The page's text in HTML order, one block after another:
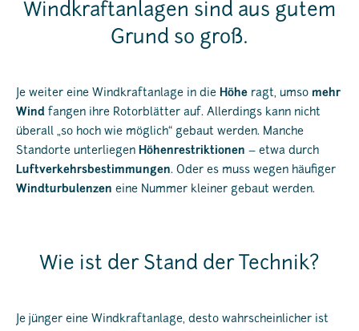
Windkraftanlagen sind aus gutem
Grund so groß.
Je weiter eine Windkraftanlage in die Höhe ragt, umso mehr
Wind fangen ihre Rotorblätter auf. Allerdings kann nicht
überall „so hoch wie möglich“ gebaut werden. Manche
Standorte unterliegen Höhenrestriktionen – etwa durch
Luftverkehrsbestimmungen. Oder es muss wegen häufiger
Windturbulenzen eine Nummer kleiner gebaut werden.
Wie ist der Stand der Technik?
Je jünger eine Windkraftanlage, desto wahrscheinlicher ist